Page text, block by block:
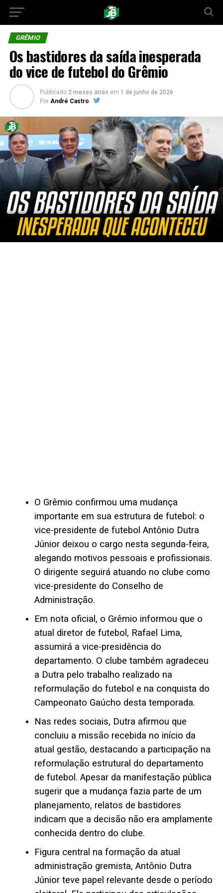
GRÊMIO
Os bastidores da saída inesperada
do vice de futebol do Grêmio
Publicado 2 meses atrás em 1 de junho de 2026
Por André Castro
O Grêmio confirmou uma mudança
importante em sua estrutura de futebol: o
vice-presidente de futebol Antônio Dutra
Júnior deixou o cargo nesta segunda-feira,
alegando motivos pessoais e profissionais.
O dirigente seguirá atuando no clube como
vice-presidente do Conselho de
Administração.
Em nota oficial, o Grêmio informou que o
atual diretor de futebol, Rafael Lima,
assumirá a vice-presidência do
departamento. O clube também agradeceu
a Dutra pelo trabalho realizado na
reformulação do futebol e na conquista do
Campeonato Gaúcho desta temporada.
Nas redes sociais, Dutra afirmou que
concluiu a missão recebida no início da
atual gestão, destacando a participação na
reformulação estrutural do departamento
de futebol. Apesar da manifestação pública
sugerir que a mudança fazia parte de um
planejamento, relatos de bastidores
indicam que a decisão não era amplamente
conhecida dentro do clube.
Figura central na formação da atual
administração gremista, Antônio Dutra
Júnior teve papel relevante desde o período